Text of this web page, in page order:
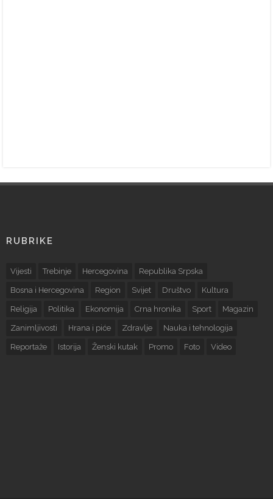
RUBRIKE
Vijesti Trebinje Hercegovina Republika Srpska
Bosna i Hercegovina Region Svijet Društvo Kultura
Religija Politika Ekonomija Crna hronika Sport Magazin
Zanimljivosti Hrana i piće Zdravlje Nauka i tehnologija
Reportaže Istorija Ženski kutak Promo Foto Video